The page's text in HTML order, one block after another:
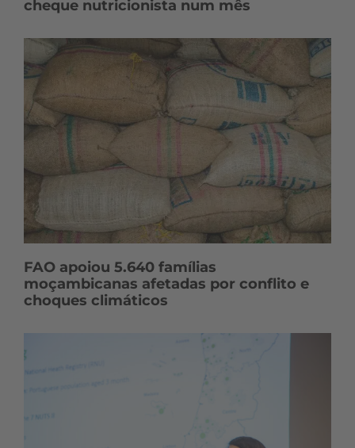
cheque nutricionista num mês
FAO apoiou 5.640 famílias
moçambicanas afetadas por conflito e
choques climáticos